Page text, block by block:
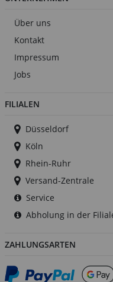
Über uns
Kontakt
Impressum
Jobs
FILIALEN
Düsseldorf
Köln
Rhein-Ruhr
Versand-Zentrale
Service
Abholung in der
ZAHLUNGSARTEN